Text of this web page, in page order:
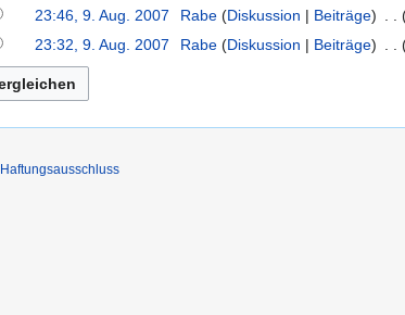
23:46, 9. Aug. 2007 Rabe Diskussion Beiträge
23:32, 9. Aug. 2007 Rabe Diskussion Beiträge
Haftungsausschluss